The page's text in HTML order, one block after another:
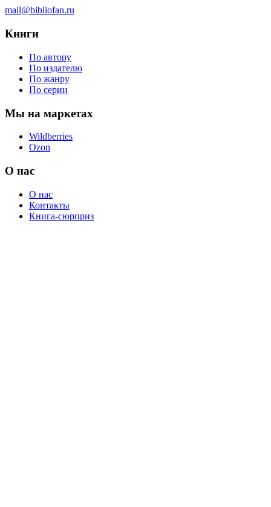
mail@bibliofan.ru
Книги
По автору
По издателю
По жанру
По серии
Мы на маркетах
Wildberries
Ozon
О нас
О нас
Контакты
Книга-сюрприз